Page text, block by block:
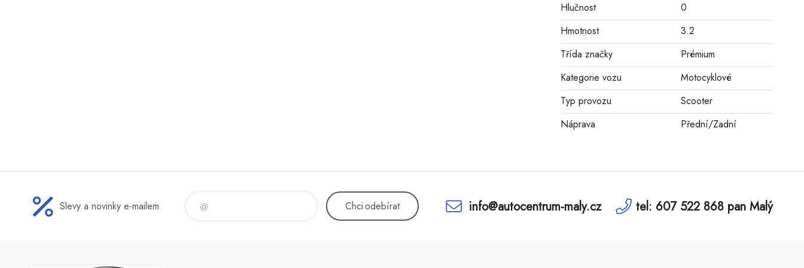
Hlučnost
0
Hmotnost
3.2
Třída značky
Prémium
Kategorie vozu
Motocyklové
Typ provozu
Scooter
Náprava
Přední/Zadní
Slevy a novinky e-mailem Chciodebírat info@autocentrum-maly.cz tel: 607 522 868 pan Malý